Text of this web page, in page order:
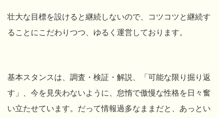
壮大な目標を設けると継続しないので、コツコツと継続す
ることにこだわりつつ、ゆるく運営しております。
基本スタンスは、調査・検証・解説、「可能な限り掘り返
す」、今を見失わないように、怠惰で傲慢な性格を日々奮
い立たせています。だって情報過多なままだと、あっとい